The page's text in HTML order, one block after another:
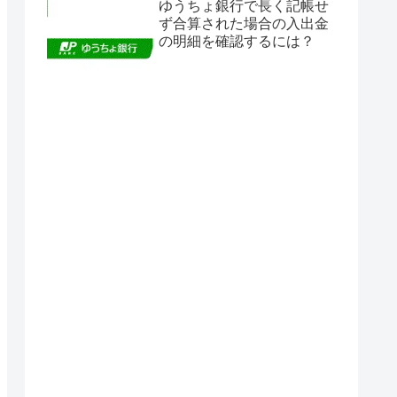
ゆうちょ銀行で長く記帳せ
ず合算された場合の入出金
の明細を確認するには？